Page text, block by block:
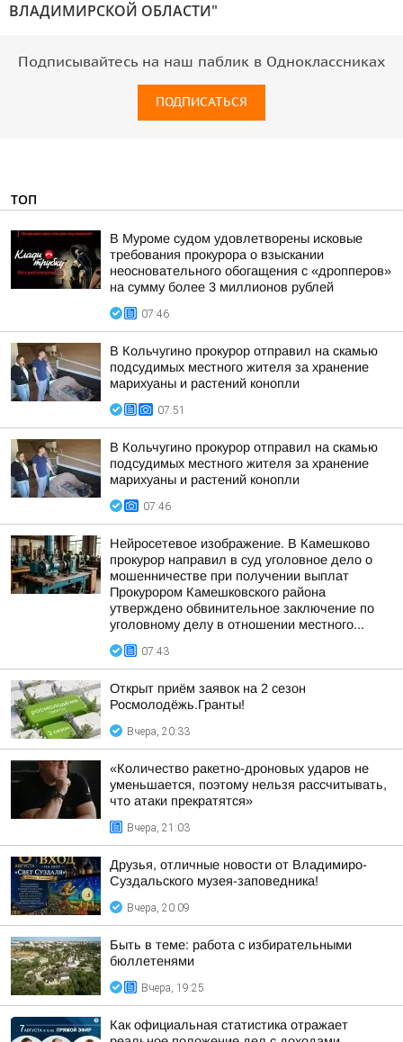
ВЛАДИМИРСКОЙ ОБЛАСТИ"
Подписывайтесь на наш паблик в Одноклассниках
ПОДПИСАТЬСЯ
ТОП
В Муроме судом удовлетворены исковые
требования прокурора о взыскании
неосновательного обогащения с «дропперов»
на сумму более 3 миллионов рублей
07:46
В Кольчугино прокурор отправил на скамью
подсудимых местного жителя за хранение
марихуаны и растений конопли
07:51
В Кольчугино прокурор отправил на скамью
подсудимых местного жителя за хранение
марихуаны и растений конопли
07:46
Нейросетевое изображение. В Камешково
прокурор направил в суд уголовное дело о
мошенничестве при получении выплат
Прокурором Камешковского района
утверждено обвинительное заключение по
уголовному делу в отношении местного...
07:43
Открыт приём заявок на 2 сезон
Росмолодёжь.Гранты!
Вчера, 20:33
«Количество ракетно-дроновых ударов не
уменьшается, поэтому нельзя рассчитывать,
что атаки прекратятся»
Вчера, 21:03
Друзья, отличные новости от Владимиро-
Суздальского музея-заповедника!
Вчера, 20:09
Быть в теме: работа с избирательными
бюллетенями
Вчера, 19:25
Как официальная статистика отражает